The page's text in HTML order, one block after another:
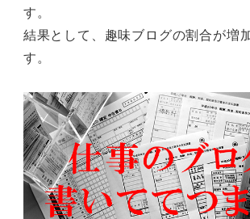
す。
結果として、趣味ブログの割合が増
す。